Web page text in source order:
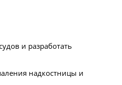
и разработать
надкостницы и